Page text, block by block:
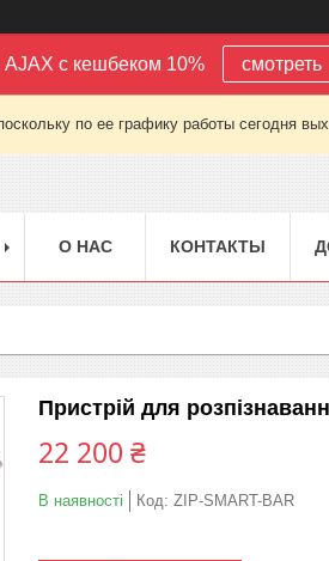
с кешбеком 10% смотреть
по ее графику работы сегодня
О НАС КОНТАКТЫ
Пристрій для
22 200 ₴
В наявності Код: ZIP-SMART-BAR